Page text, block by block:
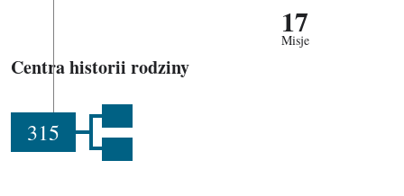
17
Misje
Centra historii rodziny
315